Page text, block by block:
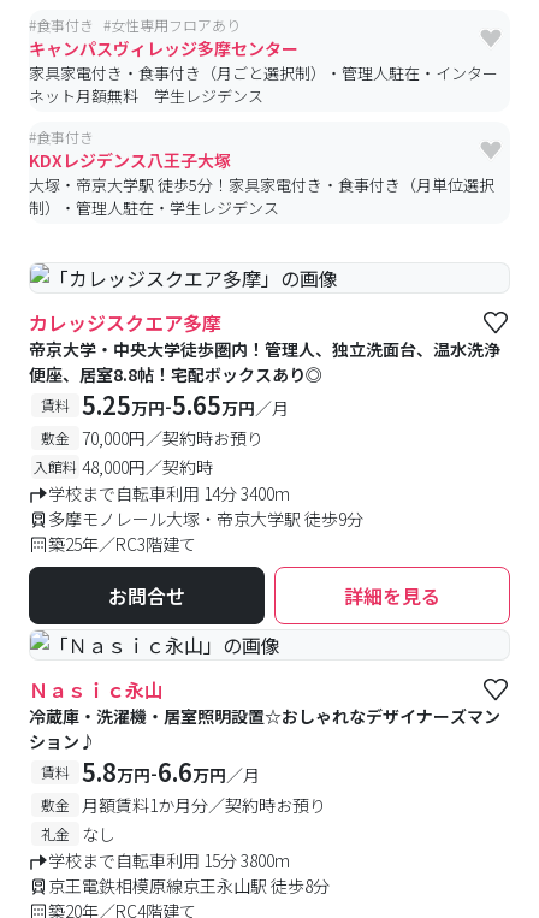
#食事付き #女性専用フロアあり
キャンパスヴィレッジ多摩センター
家具家電付き・食事付き（月ごと選択制）・管理人駐在・インター
ネット月額無料 学生レジデンス
#食事付き
KDXレジデンス八王子大塚
大塚・帝京大学駅 徒歩5分！家具家電付き・食事付き（月単位選択
制）・管理人駐在・学生レジデンス
カレッジスクエア多摩
帝京大学・中央大学徒歩圏内！管理人、独立洗面台、温水洗浄
便座、居室8.8帖！宅配ボックスあり◎
賃料 5.25万円-5.65万円／月
敷金 70,000円／契約時お預り
入館料 48,000円／契約時
学校まで自転車利用 14分 3400m
多摩モノレール大塚・帝京大学駅 徒歩9分
築25年／RC3階建て
お問合せ 詳細を見る
Ｎａｓｉｃ永山
冷蔵庫・洗濯機・居室照明設置☆おしゃれなデザイナーズマン
ション♪
賃料 5.8万円-6.6万円／月
敷金 月額賃料1か月分／契約時お預り
礼金
なし
学校まで自転車利用 15分 3800m
京王電鉄相模原線京王永山駅 徒歩8分
築20年／RC4階建て